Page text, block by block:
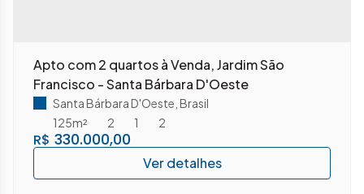
Apto com 2 quartos à Venda, Jardim São
Francisco - Santa Bárbara D'Oeste
R$ 330.000,00
Santa Bárbara D'Oeste Brasil
2
1
125m² 2